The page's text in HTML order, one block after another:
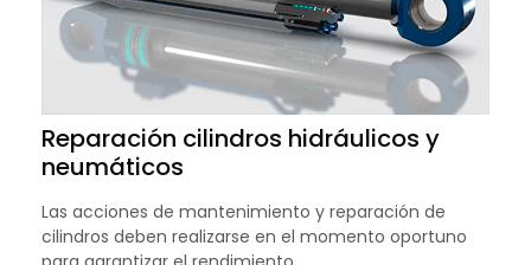
Reparación cilindros hidráulicos y
neumáticos
Las acciones de mantenimiento y reparación de
cilindros deben realizarse en el momento oportuno